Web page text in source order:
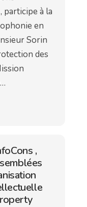
participe à la
en
Sorin
des
,